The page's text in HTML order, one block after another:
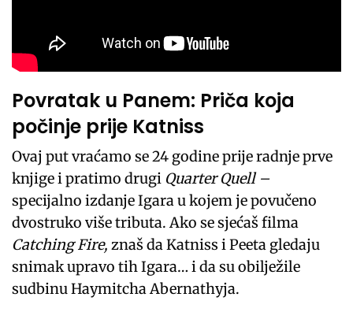
Povratak u Panem: Priča koja
počinje prije Katniss
Ovaj put vraćamo se 24 godine prije radnje prve
knjige i pratimo drugi Quarter Quell –
specijalno izdanje Igara u kojem je povučeno
dvostruko više tributa. Ako se sjećaš filma
Catching Fire, znaš da Katniss i Peeta gledaju
snimak upravo tih Igara… i da su obilježile
sudbinu Haymitcha Abernathyja.